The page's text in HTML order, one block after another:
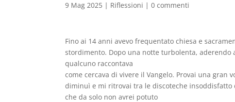
9 Mag 2025 | Riflessioni |0 commenti
Fino ai 14 anni avevo frequentato chiesa e
stordimento. Dopo una notte turbolenta,
qualcuno raccontava
come cercava di vivere il Vangelo. Provai una gran
diminuì e mi ritrovai tra le discoteche insoddisfatto
che da solo non avrei potuto